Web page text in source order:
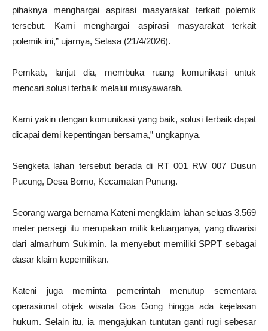
pihaknya menghargai aspirasi masyarakat terkait polemik
tersebut. Kami menghargai aspirasi masyarakat terkait
polemik ini,” ujarnya, Selasa (21/4/2026).
Pemkab, lanjut dia, membuka ruang komunikasi untuk
mencari solusi terbaik melalui musyawarah.
Kami yakin dengan komunikasi yang baik, solusi terbaik dapat
dicapai demi kepentingan bersama,” ungkapnya.
Sengketa lahan tersebut berada di RT 001 RW 007 Dusun
Pucung, Desa Bomo, Kecamatan Punung.
Seorang warga bernama Kateni mengklaim lahan seluas 3.569
meter persegi itu merupakan milik keluarganya, yang diwarisi
dari almarhum Sukimin. Ia menyebut memiliki SPPT sebagai
dasar klaim kepemilikan.
Kateni juga meminta pemerintah menutup sementara
operasional objek wisata Goa Gong hingga ada kejelasan
hukum. Selain itu, ia mengajukan tuntutan ganti rugi sebesar